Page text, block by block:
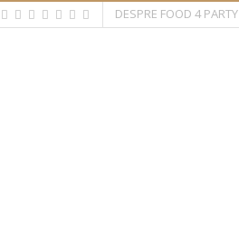
DESPRE FOOD 4 PARTY